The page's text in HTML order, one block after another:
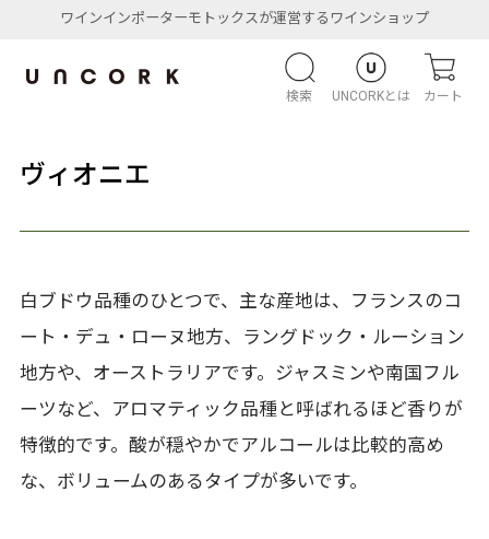
ワインインポーターモトックスが運営するワインショップ
検索 UNCORKとは カート
ヴィオニエ
白ブドウ品種のひとつで、主な産地は、フランスのコ
ート・デュ・ローヌ地方、ラングドック・ルーション
地方や、オーストラリアです。ジャスミンや南国フル
ーツなど、アロマティック品種と呼ばれるほど香りが
特徴的です。酸が穏やかでアルコールは比較的高め
な、ボリュームのあるタイプが多いです。